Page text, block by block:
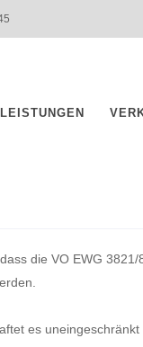
die VO EWG 3821/
es